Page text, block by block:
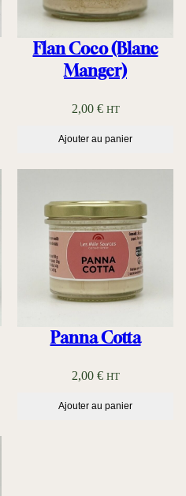
Flan Coco (Blanc
Manger)
2,00 € HT
Ajouter au panier
Panna Cotta
2,00 € HT
Ajouter au panier